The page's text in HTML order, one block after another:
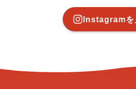
Instagramを